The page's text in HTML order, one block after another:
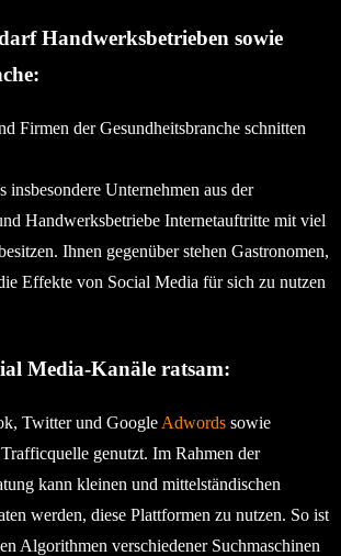
Handwerksbetrieben sowie
Firmen der Gesundheitsbranche schnitten
insbesondere Unternehmen aus der
Handwerksbetriebe Internetauftritte mit viel
Ihnen gegenüber stehen Gastronomen,
Effekte von Social Media für sich zu nutzen
Media-Kanäle ratsam:
Twitter und Google Adwordssowie
genutzt. Im Rahmen der
kann kleinen und mittelständischen
werden, diese Plattformen zu nutzen. So ist
Algorithmen verschiedener Suchmaschinen